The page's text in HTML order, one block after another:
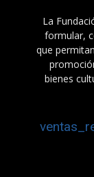
La
formular,
que
bienes